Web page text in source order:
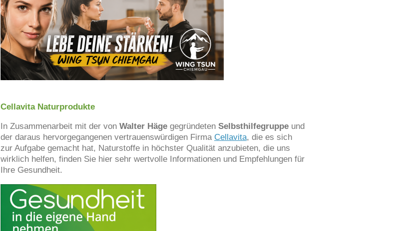
Cellavita Naturprodukte
In Zusammenarbeit mit der von Walter Hägegegründeten Selbsthilfegruppeund
der daraus hervorgegangenen vertrauenswürdigen Firma Cellavita, die es sich
zur Aufgabe gemacht hat, Naturstoffe in höchster Qualität anzubieten, die uns
wirklich helfen, finden Sie hier sehr wertvolle Informationen und Empfehlungen für
Ihre Gesundheit.